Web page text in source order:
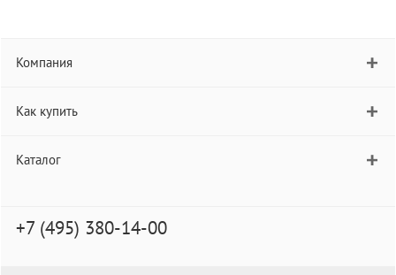
Компания
Как купить
Каталог
+7 (495) 380-14-00